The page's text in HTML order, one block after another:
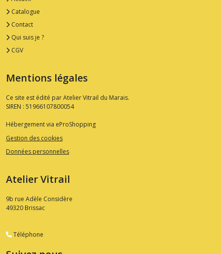
Catalogue
Contact
Qui suis je ?
CGV
Mentions légales
Ce site est édité par Atelier Vitrail du Marais.
SIREN : 51966107800054
Hébergement via eProShopping
Gestion des cookies
Données personnelles
Atelier Vitrail
9b rue Adèle Considère
49320 Brissac
Téléphone